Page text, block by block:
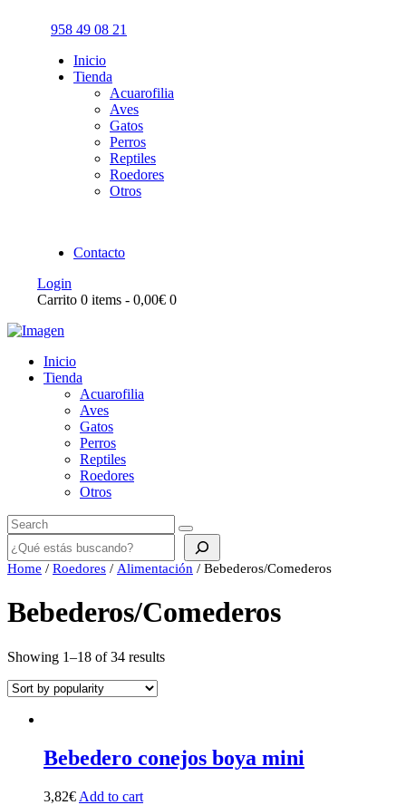
958 49 08 21
Inicio
Tienda
Acuarofilia
Aves
Gatos
Perros
Reptiles
Roedores
Otros
Contacto
Login
Carrito 0 items - 0,00€ 0
Inicio
Tienda
Acuarofilia
Aves
Gatos
Perros
Reptiles
Roedores
Otros
Buscar
Home / Roedores / Alimentación / Bebederos/Comederos
Bebederos/Comederos
Showing 1–18 of 34 results
Bebedero conejos boya mini
3,82€ Add to cart